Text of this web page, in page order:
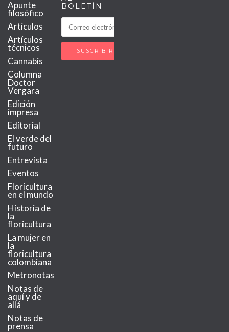
Apunte
filosófico
Artículos
Artículos
técnicos
Cannabis
Columna
Doctor
Vergara
Edición
impresa
Editorial
El verde del
futuro
Entrevista
Eventos
Floricultura
en el mundo
Historia de
la
floricultura
La mujer en
la
floricultura
colombiana
Metronotas
Notas de
aquí y de
allá
Notas de
prensa
BOLETÍN